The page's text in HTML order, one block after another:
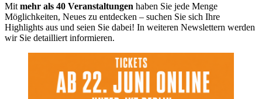
Mit mehr als 40 Veranstaltungen haben Sie jede Menge
Möglichkeiten, Neues zu entdecken – suchen Sie sich Ihre
Highlights aus und seien Sie dabei! In weiteren Newslettern werden
wir Sie detailliert informieren.